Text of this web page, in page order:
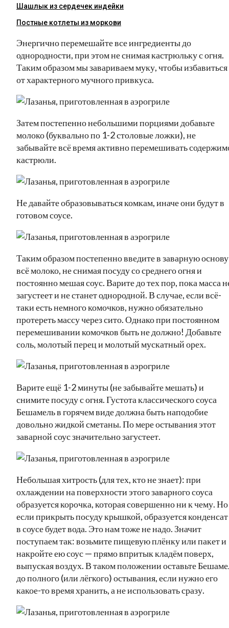
Шашлык из сердечек индейки
Постные котлеты из моркови
Энергично перемешайте все ингредиенты до
однородности, при этом не снимая кастрюльку с огня.
Таким образом мы завариваем муку, чтобы избавиться
от характерного мучного привкуса.
Затем постепенно небольшими порциями добавьте
молоко (буквально по 1-2 столовые ложки), не
забывайте всё время активно перемешивать
кастрюли.
Не давайте образовываться комкам, иначе они будут в
готовом соусе.
Таким образом постепенно введите в заварную основу
всё молоко, не снимая посуду со среднего огня и
постоянно мешая соус. Варите до тех пор, пока масса
загустеет и не станет однородной. В случае, если всё-
таки есть немного комочков, нужно обязательно
протереть массу через сито. Однако при постоянном
перемешивании комочков быть не должно! Добавьте
соль, молотый перец и молотый мускатный орех.
Варите ещё 1-2 минуты (не забывайте мешать) и
снимите посуду с огня. Густота классического соуса
Бешамель в горячем виде должна быть наподобие
довольно жидкой сметаны. По мере остывания этот
заварной соус значительно загустеет.
Небольшая хитрость (для тех, кто не знает): при
охлаждении на поверхности этого заварного соуса
образуется корочка, которая совершенно ни к чему. Но
если прикрыть посуду крышкой, образуется
в соусе будет вода. Это нам тоже не надо. Значит
поступаем так: возьмите пищевую плёнку или пакет и
накройте ею соус — прямо впритык кладём поверх,
выпуская воздух. В таком положении оставьте
до полного (или лёгкого) остывания, если нужно его
какое-то время хранить, а не использовать сразу.